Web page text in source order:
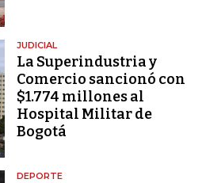
JUDICIAL
La Superindustria y
Comercio sancionó con
$1.774 millones al
Hospital Militar de
Bogotá
DEPORTE